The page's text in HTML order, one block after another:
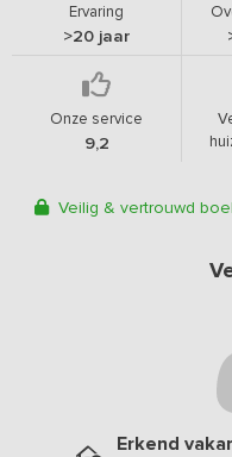
Ervaring
>20 jaar
Onze service
9,2
Veilig & vertrouwd
Erkend